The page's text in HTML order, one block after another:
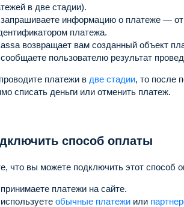
в две стадии).
информацию о платеже —
платежа.
возвращает вам созданный объект
пользователю результат
платежи в две стадии, то после
списать деньги или отменить платеж.
способ оплаты
что вы можете подключить этот способ
платежи на сайте.
обычные платежи или